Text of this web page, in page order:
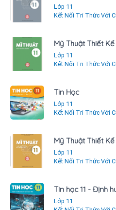
Lớp 11
Kết Nối Tri Thức Với
Mỹ Thuật Thiết
Lớp 11
Kết Nối Tri Thức Với
Tin Học
Lớp 11
Kết Nối Tri Thức Với
Mỹ Thuật Thiết
Lớp 11
Kết Nối Tri Thức Với
Tin học 11 - Định
Lớp 11